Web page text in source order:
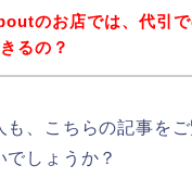
のお店では、代引
るの？
も、こちらの記事を
でしょうか？